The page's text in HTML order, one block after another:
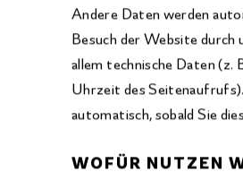
Andere Daten werden
Besuch der Website
allem technische Daten
Uhrzeit des
automatisch, sobald Sie
WOFÜR NUTZEN